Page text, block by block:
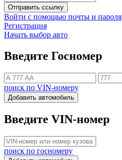
Отправить ссылку
Войти с помощью почты и пароля
Регистрация
Начать выбор авто
Введите Госномер
поиск по VIN-номеру
Добавить автомобиль
Введите VIN-номер
поиск по госномеру